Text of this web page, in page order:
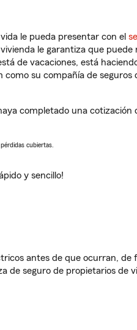
le pueda presentar con el
le garantiza que
de vacaciones, está
su compañía de
completado una
cubiertas.
y sencillo!
antes de que ocurran, de
de seguro de propietarios de